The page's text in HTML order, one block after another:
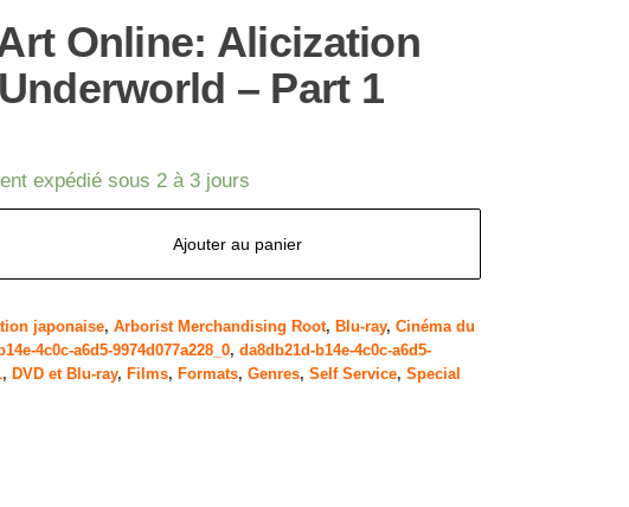
Online: Alicization
– Part 1
expédié sous 2 à 3 jours
Ajouter au panier
japonaise, Arborist Merchandising Root, Blu-ray, Cinéma du
4c0c-a6d5-9974d077a228_0, da8db21d-b14e-4c0c-a6d5-
, DVD et Blu-ray, Films, Formats, Genres, Self Service, Special